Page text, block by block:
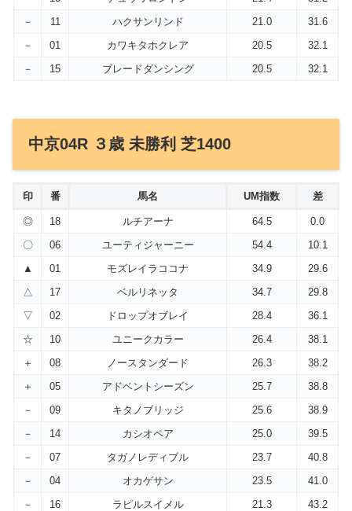
－
11 ハクサンリンド 21.0
31.6
－
01 カワキタホクレア 20.5
32.1
－
15 ブレードダンシング 20.5 32.1
中京04R ３歳 未勝利 芝1400
印 番 馬名 UM指数 差
◎ 18 ルチアーナ 64.5
0.0
〇
06 ユーティジャーニー 54.4
10.1
▲
01 モズレイラココナ 34.9
29.6
△
17 ベルリネッタ 34.7
29.8
▽
02 ドロップオブレイ 28.4
36.1
☆
10 ユニークカラー 26.4
38.1
＋
08 ノースタンダード 26.3
38.2
＋
05 アドベントシーズン 25.7
38.8
－
09 キタノブリッジ 25.6
38.9
－
14 カシオペア 25.0
39.5
－
07 タガノレディブル 23.7
40.8
－
04 オカゲサン 23.5
41.0
－
16 ラピルスイメル 21.3
43.2